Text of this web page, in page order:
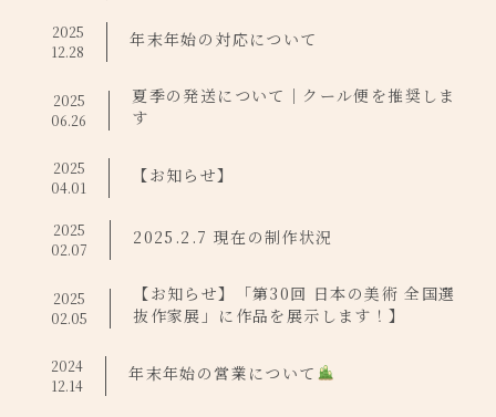
2025
12.28
年末年始の対応について
2025
06.26
夏季の発送について｜クール便を推奨しま
す
2025
04.01
【お知らせ】
2025
02.07
2025.2.7 現在の制作状況
2025
02.05
【お知らせ】「第30回 日本の美術 全国選
抜作家展」に作品を展示します！】
2024
12.14
年末年始の営業について